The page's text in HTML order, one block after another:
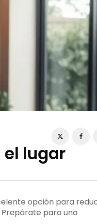
el lugar
opción para
para una